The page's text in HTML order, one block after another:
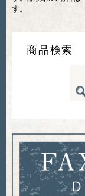
す。
商品検索